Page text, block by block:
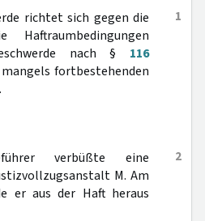
1
richtet sich gegen die
nach § 116
fortbestehenden
2
verbüßte eine
M. Am
er aus der Haft heraus